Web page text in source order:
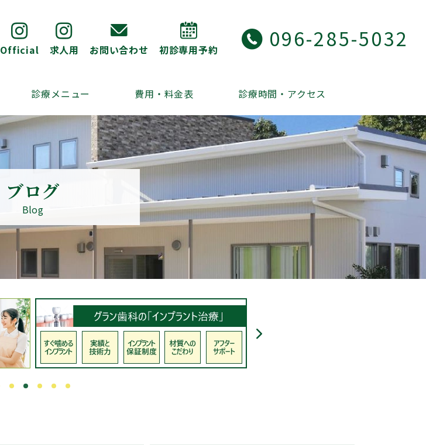
Official 求人用 お問い合わせ 初診専用予約 096-285-5032
診療メニュー 費用・料金表 診療時間・アクセス
ブログ
Blog